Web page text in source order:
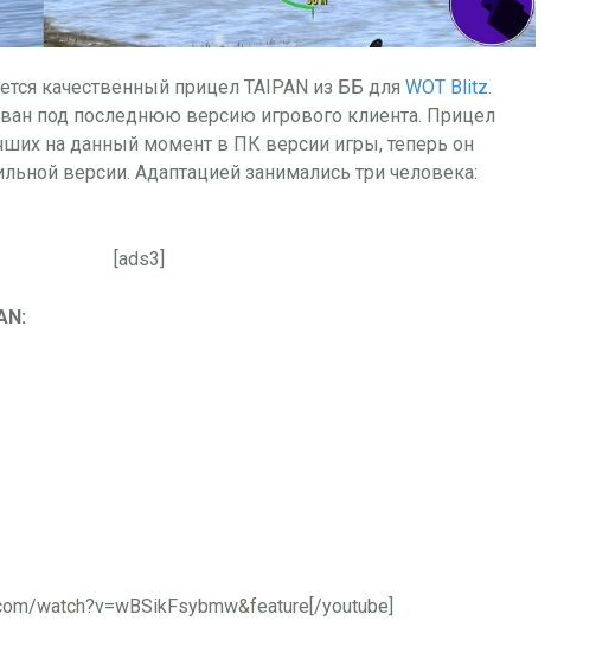
качественный прицел TAIPAN из ББ для WOT Blitz
под последнюю версию игрового клиента. Прицел
на данный момент в ПК версии игры, теперь он
версии. Адаптацией занимались три человека:
[ads3]
watch?v=wBSikFsybmw&feature[/youtube]